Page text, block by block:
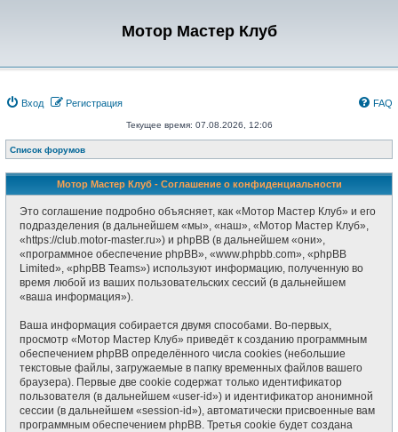
Мотор Мастер Клуб
Вход Регистрация FAQ
Текущее время: 07.08.2026, 12:06
Список форумов
Мотор Мастер Клуб - Соглашение о конфиденциальности
Это соглашение подробно объясняет, как «Мотор Мастер Клуб» и его
подразделения (в дальнейшем «мы», «наш», «Мотор Мастер Клуб»,
«https://club.motor-master.ru») и phpBB (в дальнейшем «они»,
«программное обеспечение phpBB», «www.phpbb.com», «phpBB
Limited», «phpBB Teams») используют информацию, полученную во
время любой из ваших пользовательских сессий (в дальнейшем
«ваша информация»).
Ваша информация собирается двумя способами. Во-первых,
просмотр «Мотор Мастер Клуб» приведёт к созданию программным
обеспечением phpBB определённого числа cookies (небольшие
текстовые файлы, загружаемые в папку временных файлов вашего
браузера). Первые две cookie содержат только идентификатор
пользователя (в дальнейшем «user-id») и идентификатор анонимной
сессии (в дальнейшем «session-id»), автоматически присвоенные вам
программным обеспечением phpBB. Третья cookie будет создана